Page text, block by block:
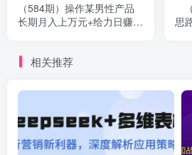
（584期）操作某男性产品
长期月入上万元+给力日赚
思
相关推荐